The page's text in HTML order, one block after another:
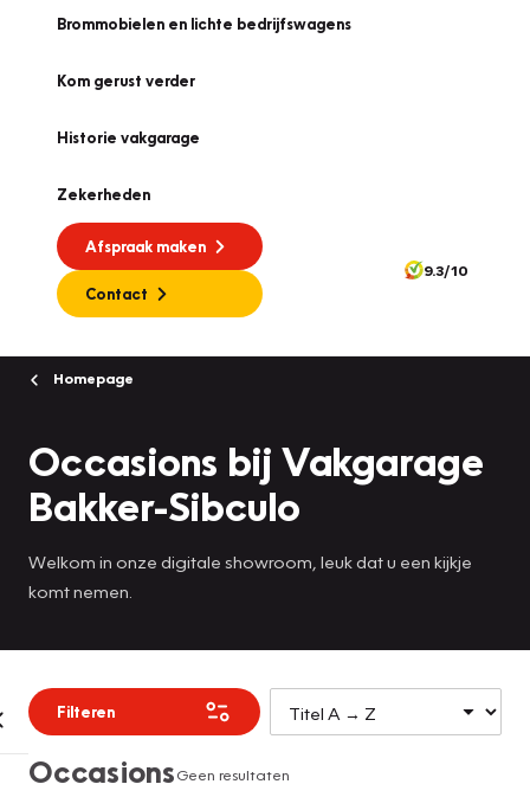
Brommobielen en lichte bedrijfswagens
Kom gerust verder
Historie vakgarage
Zekerheden
Afspraak maken
Contact
9.3/10
Homepage
Occasions bij Vakgarage
Bakker-Sibculo
Welkom in onze digitale showroom, leuk dat u een kijkje
komt nemen.
Filteren
OccasionsGeen resultaten